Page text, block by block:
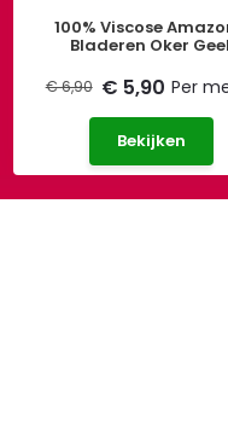
100% Viscose
Bladeren Oker
€ 6,90 € 5,90 Per
Bekijken